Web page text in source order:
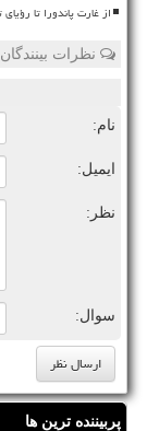
از غارت پاندورا تا
نظرات
نام:
ایمیل:
نظر:
سوال:
پربیننده ترین ها